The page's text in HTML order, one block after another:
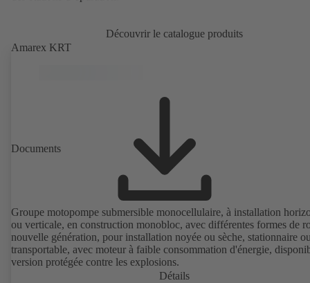
Découvrir le catalogue produits
Amarex KRT
Documents
Groupe motopompe submersible monocellulaire, à installation
ou verticale, en construction monobloc, avec différentes formes de
nouvelle génération, pour installation noyée ou sèche, stationnaire
transportable, avec moteur à faible consommation d'énergie,
version protégée contre les explosions.
Détails